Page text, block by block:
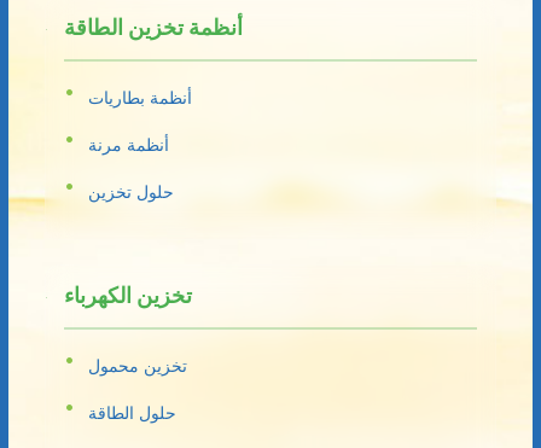
أنظمة تخزين الطاقة
أنظمة بطاريات
أنظمة مرنة
حلول تخزين
تخزين الكهرباء
تخزين محمول
حلول الطاقة